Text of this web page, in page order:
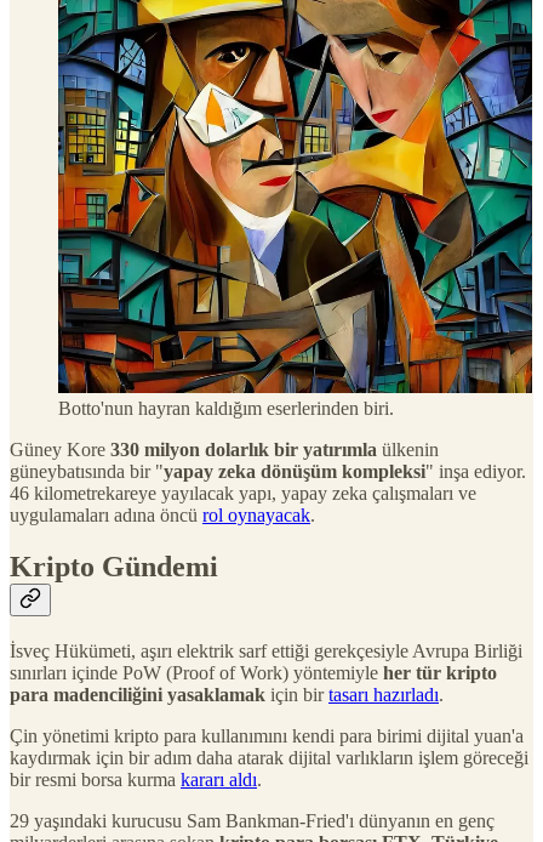
Botto'nun hayran kaldığım eserlerinden biri.
Güney Kore 330 milyon dolarlık bir yatırımla ülkenin
güneybatısında bir "yapay zeka dönüşüm kompleksi" inşa ediyor.
46 kilometrekareye yayılacak yapı, yapay zeka çalışmaları ve
uygulamaları adına öncü rol oynayacak.
Kripto Gündemi
İsveç Hükümeti, aşırı elektrik sarf ettiği gerekçesiyle Avrupa Birliği
sınırları içinde PoW (Proof of Work) yöntemiyle her tür kripto
para madenciliğini yasaklamak için birtasarı hazırladı.
Çin yönetimi kripto para kullanımını kendi para birimi dijital yuan'a
kaydırmak için bir adım daha atarak dijital varlıkların işlem göreceği
bir resmi borsa kurma kararı aldı.
29 yaşındaki kurucusu Sam Bankman-Fried'ı dünyanın en genç